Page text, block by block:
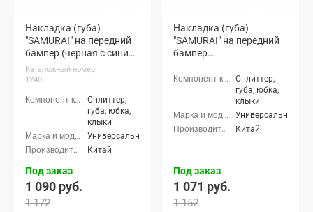
Накладка (губа)
"SAMURAI" на передний
бампер (черная с синим
кантом)
Каталожный номер:
1240
Сплиттер,
губа, юбка,
клыки
Универсальные
Китай
Под заказ
1 090 руб.
1 172
Накладка (губа)
"SAMURAI" на передний
бампер
Сплиттер,
губа, юбка,
клыки
Универсальные
Китай
Под заказ
1 071 руб.
1 152